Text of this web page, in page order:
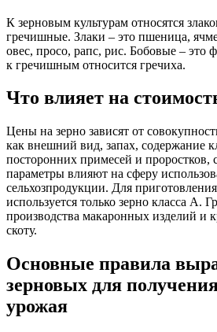
К зерновым культурам относятся
гречишные. Злаки – это пшеница,
овес, просо, рапс, рис. Бобовые – это
к гречишным относится гречиха.
Что влияет на
Цены на зерно зависят от
как внешний вид, запах, содержание
посторонних примесей и проростков,
параметры влияют на сферу
сельхозпродукции. Для
используется только зерно класса А.
производства макаронных изделий и
скоту.
Основные правила
зерновых для
урожая